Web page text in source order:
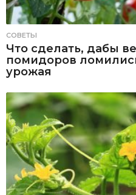
СОВЕТЫ
Что сделать, дабы
помидоров
урожая